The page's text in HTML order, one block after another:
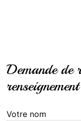
Demande de
Votre nom